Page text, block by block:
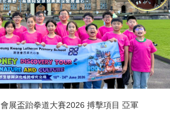
會展盃跆拳道大賽2026 搏擊項目 亞軍